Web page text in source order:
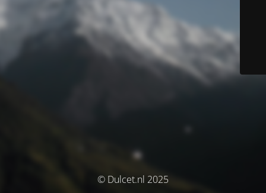
© Dulcet.nl 2025